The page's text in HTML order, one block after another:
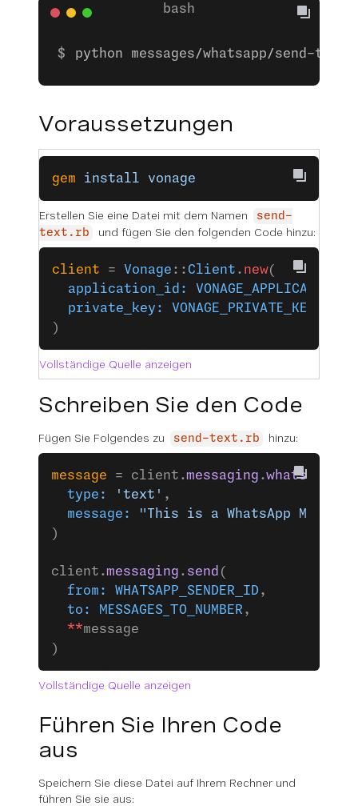
python messages/whatsapp/send-
Voraussetzungen
gem install vonage
Erstellen Sie eine Datei mit dem Namen
send-
text.rb
und fügen Sie den folgenden Code hinzu:
client = Vonage ::Client . new(
  application_id:
  private_key:
VONAGE_PRIVATE_KEY
)
Vollständige Quelle anzeigen
Schreiben Sie den Code
Fügen Sie Folgendes zu send-text.rb hinzu:
message = client.messaging .whatsapp
  type:
'text' ,
  message:
"This is a WhatsApp
)
client.messaging . send (
  from:
WHATSAPP_SENDER_ID ,
  to:
MESSAGES_TO_NUMBER ,
  **
message
)
Vollständige Quelle anzeigen
Führen Sie Ihren Code
aus
Speichern Sie diese Datei auf Ihrem Rechner und
führen Sie sie aus: